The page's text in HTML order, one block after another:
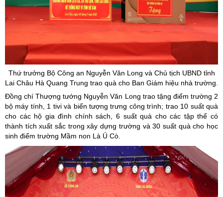
Thứ trưởng Bộ Công an Nguyễn Văn Long và Chủ tịch UBND tỉnh
Lai Châu Hà Quang Trung trao quà cho Ban Giám hiệu nhà trường.
Đồng chí Thượng tướng Nguyễn Văn Long trao tặng điểm trường 2
bộ máy tính, 1 tivi và biển tượng trưng công trình; trao 10 suất quà
cho các hộ gia đình chính sách, 6 suất quà cho các tập thể có
thành tích xuất sắc trong xây dựng trường và 30 suất quà cho học
sinh điểm trường Mầm non Là Ú Cò.